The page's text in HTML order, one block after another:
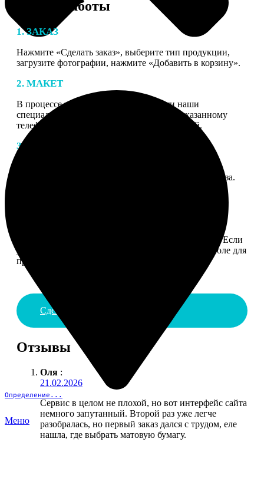
Определение...
Меню
Этапы работы
1. ЗАКАЗ
Нажмите «Сделать заказ», выберите тип продукции,
загрузите фотографии, нажмите «Добавить в корзину».
2. МАКЕТ
В процессе подготовки заказа к печати наши
специалисты могут связаться с Вами по указанному
телефону или email для согласования деталей.
3. ИЗГОТОВЛЕНИЕ
получите подтверждение на email с описанием заказа.
Введите адрес и выберите способ доставки заказа. Если
у вас есть промокод, введите его в специальное поле для
промокода.
Сделать заказ
Отзывы
Оля :
21.02.2026
Сервис в целом не плохой, но вот интерфейс сайта
немного запутанный. Второй раз уже легче
разобралась, но первый заказ дался с трудом, еле
нашла, где выбрать матовую бумагу.